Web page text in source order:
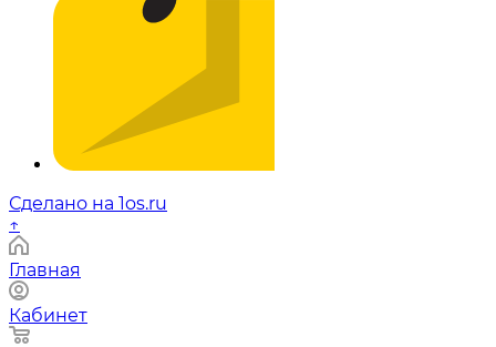
Сделано на 1os.ru
↑
Главная
Кабинет